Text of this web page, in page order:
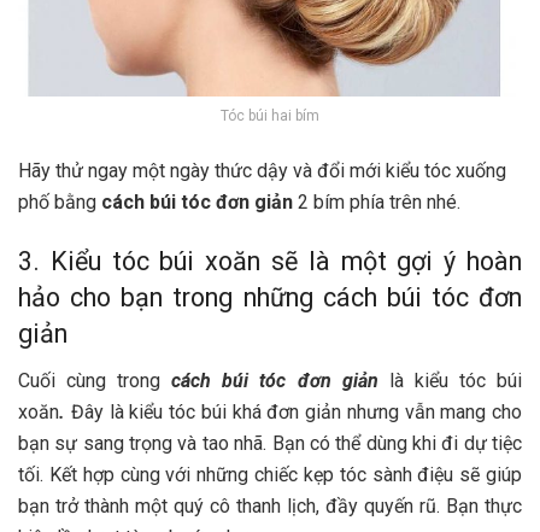
Tóc búi hai bím
Hãy thử ngay một ngày thức dậy và đổi mới kiểu tóc xuống
phố bằng cách búi tóc đơn giản 2 bím phía trên nhé.
3. Kiểu tóc búi xoăn sẽ là một gợi ý hoàn
hảo cho bạn trong những cách búi tóc đơn
giản
Cuối cùng trongcách búi tóc đơn giản
là kiểu tóc búi
xoăn. Đây là kiểu tóc búi khá đơn giản nhưng vẫn mang cho
bạn sự sang trọng và tao nhã. Bạn có thể dùng khi đi dự tiệc
tối. Kết hợp cùng với những chiếc kẹp tóc sành điệu sẽ giúp
bạn trở thành một quý cô thanh lịch, đầy quyến rũ. Bạn thực